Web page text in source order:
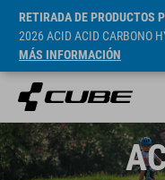
RETIRADA DE PRODUCTOS
2026 ACID ACID CARBONO
MÁS INFORMACIÓN